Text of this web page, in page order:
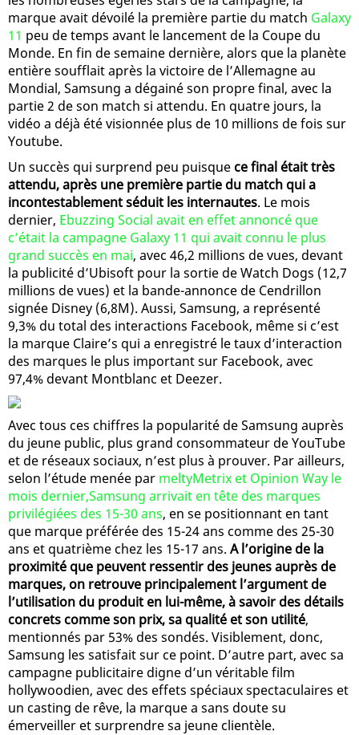
marque avait dévoilé la première partie du match Galaxy
11 peu de temps avant le lancement de la Coupe du
Monde. En fin de semaine dernière, alors que la planète
entière soufflait après la victoire de l’Allemagne au
Mondial, Samsung a dégainé son propre final, avec la
partie 2 de son match si attendu. En quatre jours, la
vidéo a déjà été visionnée plus de 10 millions de fois sur
Youtube.
Un succès qui surprend peu puisque ce final était très
attendu, après une première partie du match qui a
incontestablement séduit les internautes. Le mois
dernier, Ebuzzing Social avait en effet annoncé que
c’était la campagne Galaxy 11 qui avait connu le plus
grand succès en mai, avec 46,2 millions de vues, devant
la publicité d’Ubisoft pour la sortie de Watch Dogs (12,7
millions de vues) et la bande-annonce de Cendrillon
signée Disney (6,8M). Aussi, Samsung, a représenté
9,3% du total des interactions Facebook, même si c’est
la marque Claire’s qui a enregistré le taux d’interaction
des marques le plus important sur Facebook, avec
97,4% devant Montblanc et Deezer.
Avec tous ces chiffres la popularité de Samsung auprès
du jeune public, plus grand consommateur de YouTube
et de réseaux sociaux, n’est plus à prouver. Par ailleurs,
selon l’étude menée par meltyMetrix et Opinion Way le
mois dernier,Samsung arrivait en tête des marques
privilégiées des 15-30 ans, en se positionnant en tant
que marque préférée des 15-24 ans comme des 25-30
ans et quatrième chez les 15-17 ans. A l’origine de la
proximité que peuvent ressentir des jeunes auprès de
marques, on retrouve principalement l’argument de
l’utilisation du produit en lui-même, à savoir des détails
concrets comme son prix, sa qualité et son utilité,
mentionnés par 53% des sondés. Visiblement, donc,
Samsung les satisfait sur ce point. D’autre part, avec sa
campagne publicitaire digne d’un véritable film
hollywoodien, avec des effets spéciaux spectaculaires et
un casting de rêve, la marque a sans doute su
émerveiller et surprendre sa jeune clientèle.